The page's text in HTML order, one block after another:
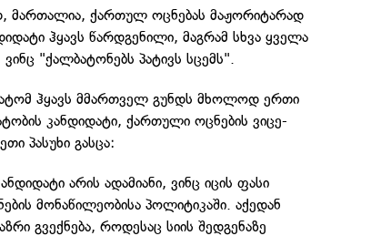
მართალია, ქართულ ოცნებას მაჟორიტარად
ჰყავს წარდგენილი, მაგრამ სხვა ყველა
"ქალბატონებს პატივს სცემს".
ჰყავს მმართველ გუნდს მხოლოდ ერთი
კანდიდატი, ქართული ოცნების ვიცე-
პასუხი გასცა:
არის ადამიანი, ვინც იცის ფასი
მონაწილეობისა პოლიტიკაში. აქედან
გვექნება, როდესაც სიის შედგენაზე